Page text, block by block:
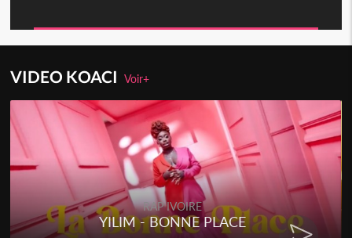
VIDEO KOACIVoir+
RAP IVOIRE
YILIM - BONNE PLACE